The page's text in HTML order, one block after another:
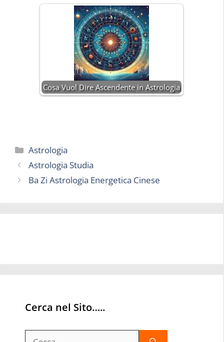
Cosa Vuol Dire Ascendente in Astrologia
Categorie
Astrologia
Astrologia Studia
Ba Zi Astrologia Energetica Cinese
Cerca nel Sito…..